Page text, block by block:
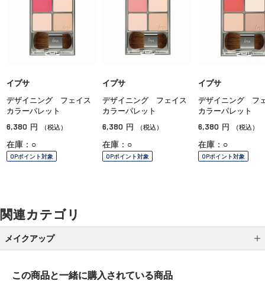
イプサ
デザイニング フェイス
カラーパレット
6,380 円 （税込）
在庫：○
OPポイント対象
イプサ
デザイニング フェイス
カラーパレット
6,380 円 （税込）
在庫：○
OPポイント対象
イプサ
デザイニング フ
カラーパレット
6,380 円 （税込）
在庫：○
OPポイント対象
関連カテゴリ
メイクアップ
この商品と一緒に購入されている商品